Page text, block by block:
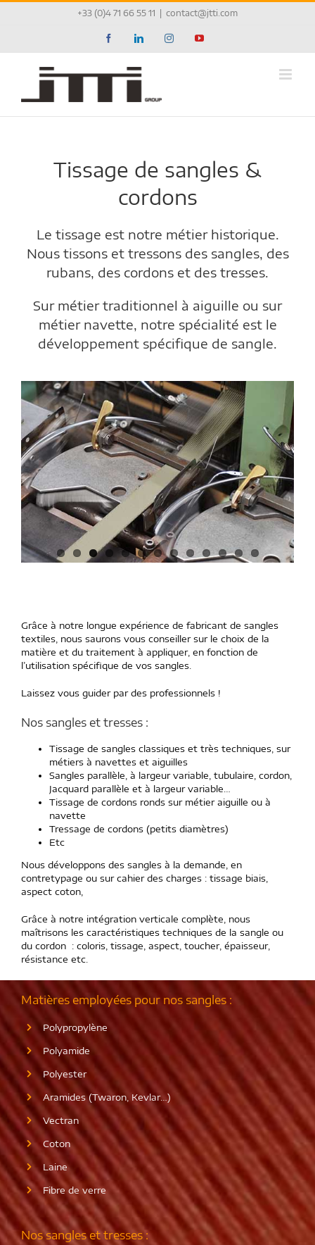
Passer
+33 (0)4 71 66 55 11 contact@jtti.com
FacebookLinkedInInstagramYouTube
Tissage de sangles &
cordons
Le tissage est notre métier historique.
Nous tissons et tressons des sangles, des
rubans, des cordons et des tresses.
Sur métier traditionnel à aiguille ou sur
métier navette, notre spécialité est le
développement spécifique de sangle.
Grâce à notre longue expérience de fabricant de sangles
textiles, nous saurons vous conseiller sur le choix de la
matière et du traitement à appliquer, en fonction de
l’utilisation spécifique de vos sangles.
Laissez vous guider par des professionnels !
Nos sangles et tresses :
Tissage de sangles classiques et très techniques, sur
métiers à navettes et aiguilles
Sangles parallèle, à largeur variable, tubulaire, cordon,
Jacquard parallèle et à largeur variable…
Tissage de cordons ronds sur métier aiguille ou à
navette
Tressage de cordons (petits diamètres)
Etc
Nous développons des sangles à la demande, en
contretypage ou sur cahier des charges : tissage biais,
aspect coton,
Grâce à notre intégration verticale complète, nous
maîtrisons les caractéristiques techniques de la sangle ou
du cordon : coloris, tissage, aspect, toucher, épaisseur,
résistance etc.
Matières employées pour nos sangles :
Polypropylène
Polyamide
Polyester
Aramides (Twaron, Kevlar…)
Vectran
Coton
Laine
Fibre de verre
Nos sangles et tresses :